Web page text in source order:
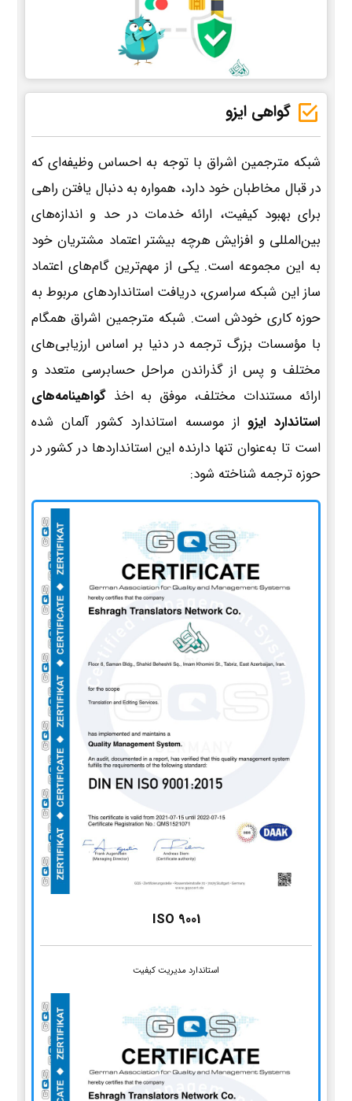
گواهی ایزو
شبکه مترجمین اشراق با توجه به احساس وظیفه‌ای که
در قبال مخاطبان خود دارد، همواره به دنبال یافتن راهی
برای بهبود کیفیت، ارائه خدمات در حد و اندازه‌های
بین‌المللی و افزایش هرچه بیشتر اعتماد مشتریان خود
به این مجموعه است. یکی از مهم‌ترین گام‌های اعتماد
ساز این شبکه سراسری، دریافت استانداردهای مربوط به
حوزه کاری خودش است. شبکه مترجمین اشراق همگام
با مؤسسات بزرگ ترجمه در دنیا بر اساس ارزیابی‌های
مختلف و پس از گذراندن مراحل حسابرسی متعدد و
ارائه مستندات مختلف، موفق به اخذ گواهینامه‌های
استاندارد ایزو از موسسه استاندارد کشور آلمان شده
است تا به‌عنوان تنها دارنده این استانداردها در کشور در
حوزه ترجمه شناخته شود:
ISO 9001
استاندارد مدیریت کیفیت